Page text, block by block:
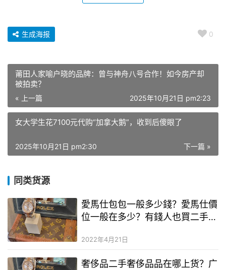
0
生成海报
莆田人家喻户晓的品牌：曾与神舟八号合作！如今房产却
被拍卖？
« 上一篇 2025年10月21日 pm2:23
女大学生花7100元代购“加拿大鹅”，收到后傻眼了
下一篇 »
2025年10月21日 pm2:30
同类货源
愛馬仕包包一般多少錢？愛馬仕價
位一般在多少？有錢人也買二手奢
2022年4月21日
奢侈品二手奢侈品品在哪上货？广